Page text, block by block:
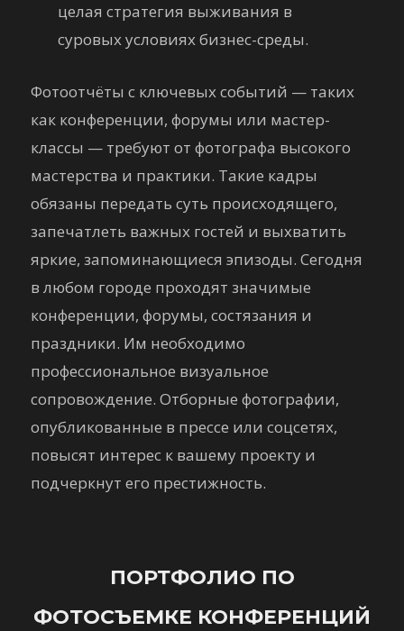
целая стратегия выживания в
суровых условиях бизнес-среды.
Фотоотчёты с ключевых событий — таких
как конференции, форумы или мастер-
классы — требуют от фотографа высокого
мастерства и практики. Такие кадры
обязаны передать суть происходящего,
запечатлеть важных гостей и выхватить
яркие, запоминающиеся эпизоды. Сегодня
в любом городе проходят значимые
конференции, форумы, состязания и
праздники. Им необходимо
профессиональное визуальное
сопровождение. Отборные фотографии,
опубликованные в прессе или соцсетях,
повысят интерес к вашему проекту и
подчеркнут его престижность.
ПОРТФОЛИО ПО
ФОТОСЪЕМКЕ КОНФЕРЕНЦИЙ